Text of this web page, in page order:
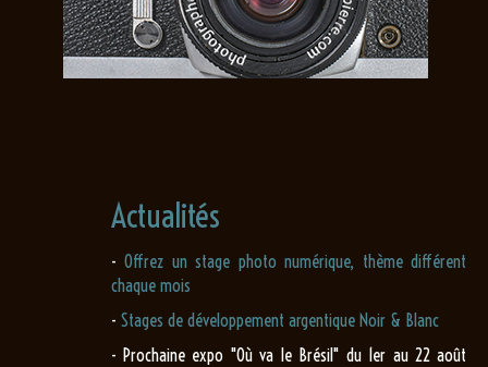
Actualités
-Offrez un stage photo numérique, thème différent
chaque mois
- Stages de développement argentique Noir & Blanc
- Prochaine expo "Où va le Brésil" du 1er au 22 août